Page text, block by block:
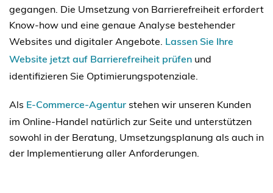
gegangen. Die Umsetzung von Barrierefreiheit erfordert
Know-how und eine genaue Analyse bestehender
Websites und digitaler Angebote. Lassen Sie Ihre
Website jetzt auf Barrierefreiheit prüfen und
identifizieren Sie Optimierungspotenziale.
Als E-Commerce-Agentur stehen wir unseren Kunden
im Online-Handel natürlich zur Seite und unterstützen
sowohl in der Beratung, Umsetzungsplanung als auch in
der Implementierung aller Anforderungen.